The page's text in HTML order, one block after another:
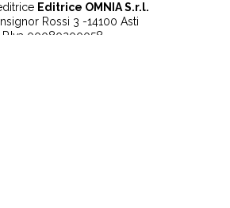
Editrice OMNIA S.r.l.
Rossi 3 -14100 Asti
P.Iva 00080200058